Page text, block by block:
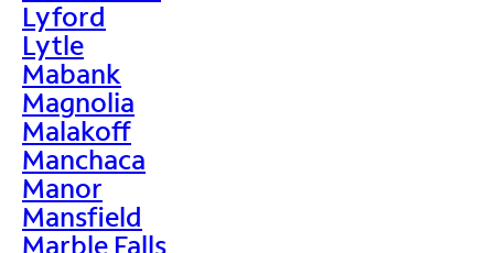
Lyford
Lytle
Mabank
Magnolia
Malakoff
Manchaca
Manor
Mansfield
Marble Falls